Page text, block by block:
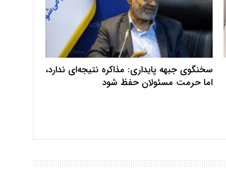
سخنگوی جبهه پایداری: مذاکره نتیجه‌ای ندارد،
اما حرمت مسئولان حفظ شود